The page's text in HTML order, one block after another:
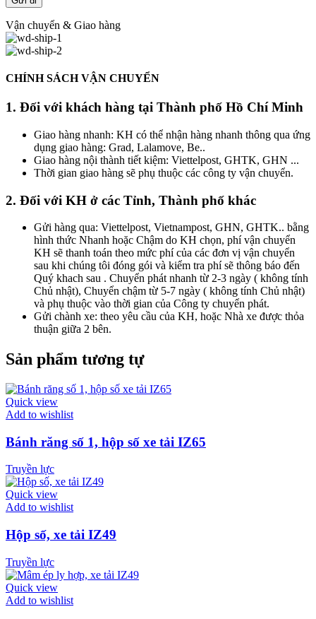
Vận chuyển & Giao hàng
CHÍNH SÁCH VẬN CHUYỂN
1. Đối với khách hàng tại Thành phố Hồ Chí Minh
Giao hàng nhanh: KH có thể nhận hàng nhanh thông qua ứng
dụng giao hàng: Grad, Lalamove, Be..
Giao hàng nội thành tiết kiệm: Viettelpost, GHTK, GHN ...
Thời gian giao hàng sẽ phụ thuộc các công ty vận chuyển.
2. Đối với KH ở các Tỉnh, Thành phố khác
Gửi hàng qua: Viettelpost, Vietnampost, GHN, GHTK.. bằng
hình thức Nhanh hoặc Chậm do KH chọn, phí vận chuyển
KH sẽ thanh toán theo mức phí của các đơn vị vận chuyển
sau khi chúng tôi đóng gói và kiểm tra phí sẽ thông báo đến
Quý khach sau . Chuyển phát nhanh từ 2-3 ngày ( không tính
Chủ nhật), Chuyển chậm từ 5-7 ngày ( không tính Chủ nhật)
và phụ thuộc vào thời gian của Công ty chuyển phát.
Gửi chành xe: theo yêu cầu của KH, hoặc Nhà xe được thỏa
thuận giữa 2 bên.
Sản phẩm tương tự
Quick view
Add to wishlist
Bánh răng số 1, hộp số xe tải IZ65
Truyền lực
Quick view
Add to wishlist
Hộp số, xe tải IZ49
Truyền lực
Quick view
Add to wishlist